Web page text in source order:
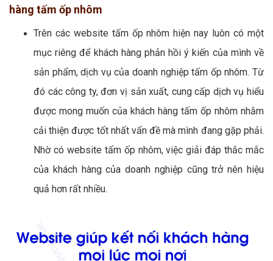
hàng tấm ốp nhôm
Trên các website tấm ốp nhôm hiện nay luôn có một
mục riêng để khách hàng phản hồi ý kiến của mình về
sản phẩm, dịch vụ của doanh nghiệp tấm ốp nhôm. Từ
đó các công ty, đơn vị sản xuất, cung cấp dịch vụ hiểu
được mong muốn của khách hàng tấm ốp nhôm nhằm
cải thiện được tốt nhất vấn đề mà mình đang gặp phải.
Nhờ có website tấm ốp nhôm, việc giải đáp thắc mắc
của khách hàng của doanh nghiệp cũng trở nên hiệu
quả hơn rất nhiều.